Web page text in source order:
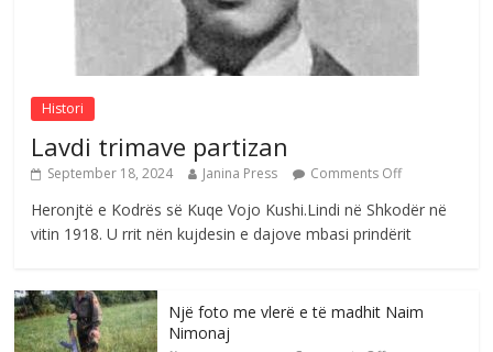
Nga Elmije Ajazi e nderuar
August 5, 2026 Comments Off
Histori
Lavdi trimave partizan
September 18, 2024 Janina Press Comments Off
Heronjtë e Kodrës së Kuqe Vojo Kushi.Lindi në Shkodër në
vitin 1918. U rrit nën kujdesin e dajove mbasi prindërit
Një foto me vlerë e të madhit Naim
Nimonaj